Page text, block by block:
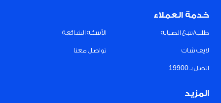
خدمة العملاء
طلب/تتبع الصيانة الأسئلة الشائعة
لايف شات تواصل معنا
اتصل بـ 19900
المزيد